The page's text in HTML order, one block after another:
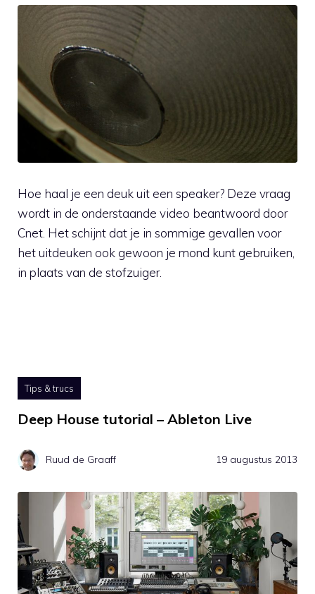
Hoe haal je een deuk uit een speaker? Deze vraag
wordt in de onderstaande video beantwoord door
Cnet. Het schijnt dat je in sommige gevallen voor
het uitdeuken ook gewoon je mond kunt gebruiken,
in plaats van de stofzuiger.
Tips & trucs
Deep House tutorial – Ableton Live
Ruud de Graaff 19 augustus 2013